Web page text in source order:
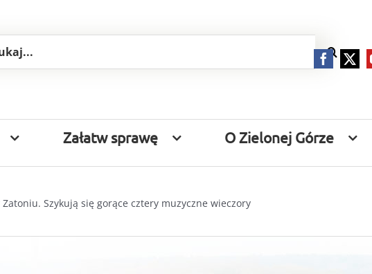
Facebook
X
Załatw sprawę O Zielonej Górze
Szykują się gorące cztery muzyczne wieczory